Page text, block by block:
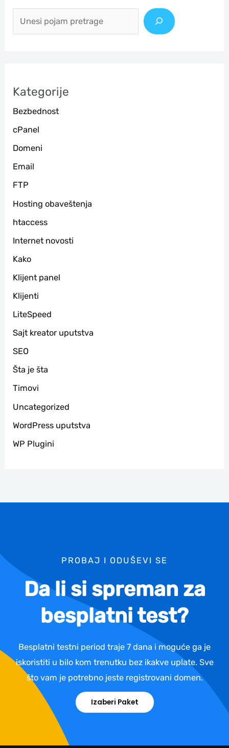
е
г
а
Kategorije
Bezbednost
cPanel
Domeni
Email
FTP
Hosting obaveštenja
htaccess
Internet novosti
Kako
Klijent panel
Klijenti
LiteSpeed
Sajt kreator uputstva
SEO
Šta je šta
Timovi
Uncategorized
WordPress uputstva
WP Plugini
PROBAJ I ODUŠEVI SE
Da li si spreman za
besplatni test?
Besplatni testni period traje 7 dana i moguće ga je
iskoristiti u bilo kom trenutku bez ikakve uplate. Sve
što vam je potrebno jeste registrovani domen.
Izaberi Paket